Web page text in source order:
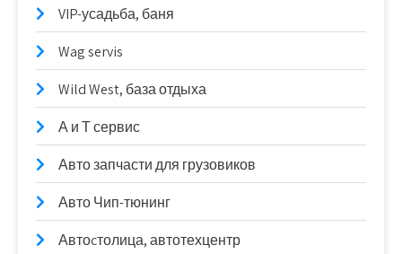
VIP-усадьба, баня
Wag servis
Wild West, база отдыха
А и Т сервис
Авто запчасти для грузовиков
Авто Чип-тюнинг
Автоcтолица, автотехцентр